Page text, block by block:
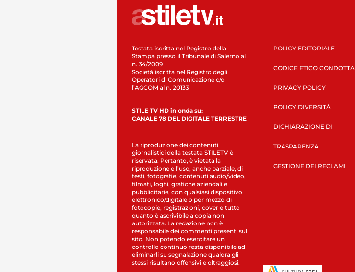
Testata iscritta nel Registro della
Stampa presso il Tribunale di Salerno al
n. 34/2009
Società iscritta nel Registro degli
Operatori di Comunicazione c/o
l’AGCOM al n. 20133
STILE TV HD in onda su:
CANALE 78 DEL DIGITALE TERRESTRE
La riproduzione dei contenuti
giornalistici della testata STILETV è
riservata. Pertanto, è vietata la
riproduzione e l’uso, anche parziale, di
testi, fotografie, contenuti audio/video,
filmati, loghi, grafiche aziendali e
pubblicitarie, con qualsiasi dispositivo
elettronico/digitale o per mezzo di
fotocopie, registrazioni, cover e tutto
quanto è ascrivibile a copia non
autorizzata. La redazione non è
responsabile dei commenti presenti sul
sito. Non potendo esercitare un
controllo continuo resta disponibile ad
eliminarli su segnalazione qualora gli
stessi risultano offensivi e oltraggiosi.
POLICY EDITORIALE
CODICE ETICO CONDOTTA
PRIVACY POLICY
POLICY DIVERSITÀ
DICHIARAZIONE DI
TRASPARENZA
GESTIONE DEI RECLAMI